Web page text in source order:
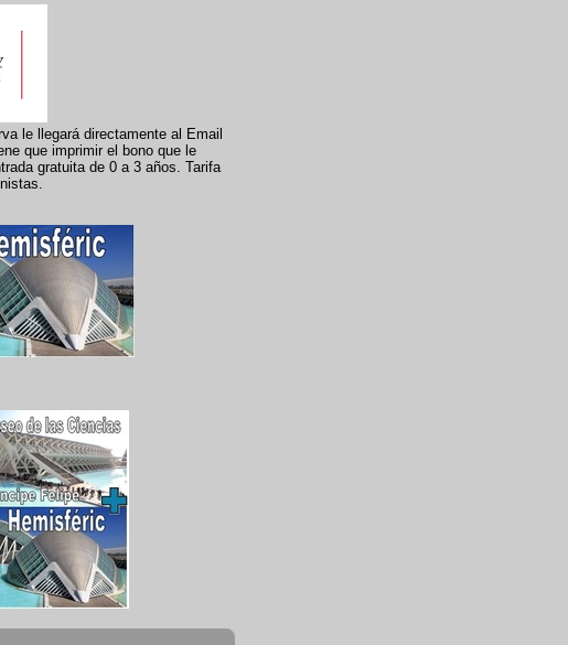
le llegará directamente al Email
que imprimir el bono que le
gratuita de 0 a 3 años. Tarifa